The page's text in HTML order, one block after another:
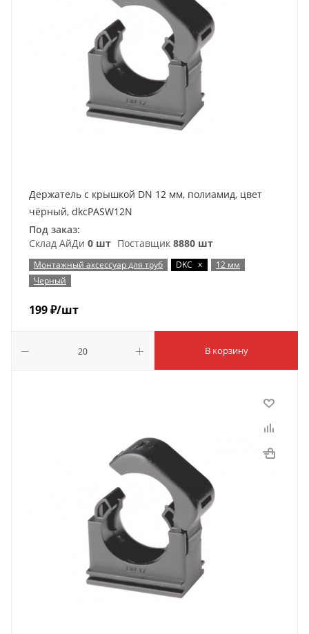
Держатель с крышкой DN 12 мм, полиамид, цвет
чёрный, dkcPASW12N
Под заказ:
Склад АйДи 0 шт Поставщик 8880 шт
Монтажный аксессуар для труб DKC x
12 мм
Черный
199₽/шт
В корзину